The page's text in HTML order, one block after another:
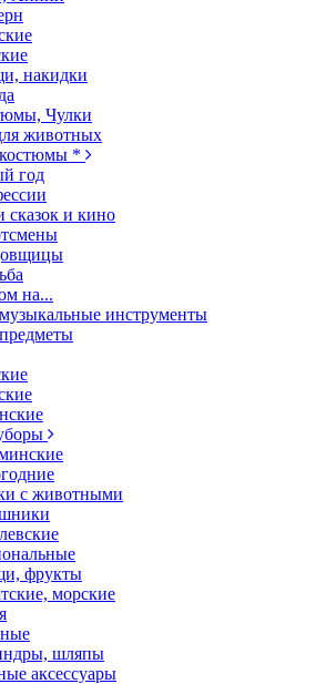
накидки
Чулки
животных
*
год
сказок и кино
на...
инструменты
с животными
фрукты
морские
шляпы
аксессуары